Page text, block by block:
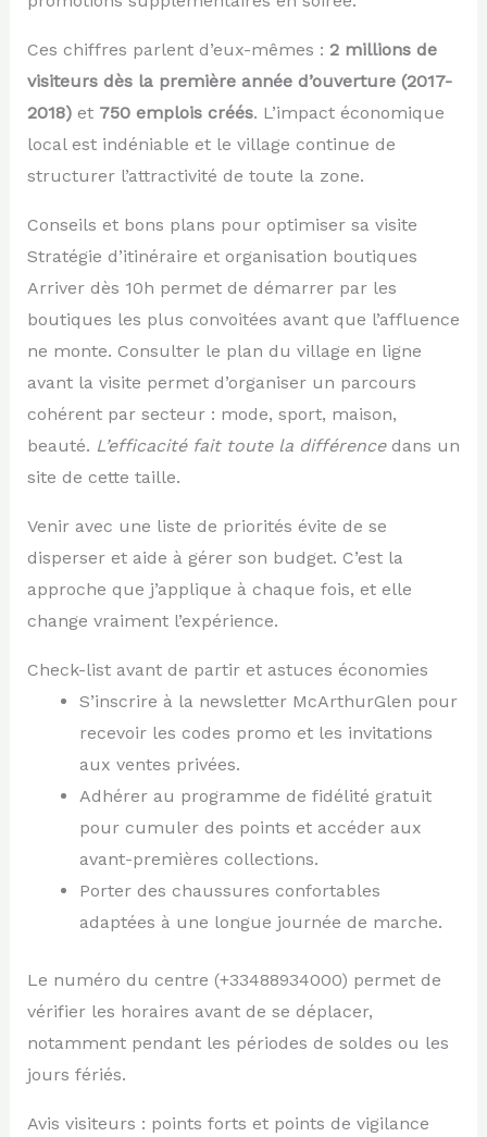
Ces chiffres parlent d’eux-mêmes : 2 millions de
visiteurs dès la première année d’ouverture (2017-
2018)et 750 emplois créés. L’impact économique
local est indéniable et le village continue de
structurer l’attractivité de toute la zone.
Conseils et bons plans pour optimiser sa visite
Stratégie d’itinéraire et organisation boutiques
Arriver dès 10h permet de démarrer par les
boutiques les plus convoitées avant que l’affluence
ne monte. Consulter le plan du village en ligne
avant la visite permet d’organiser un parcours
cohérent par secteur : mode, sport, maison,
beauté. L’efficacité fait toute la différencedans un
site de cette taille.
Venir avec une liste de priorités évite de se
disperser et aide à gérer son budget. C’est la
approche que j’applique à chaque fois, et elle
change vraiment l’expérience.
Check-list avant de partir et astuces économies
S’inscrire à la newsletter McArthurGlen pour
recevoir les codes promo et les invitations
aux ventes privées.
Adhérer au programme de fidélité gratuit
pour cumuler des points et accéder aux
avant-premières collections.
Porter des chaussures confortables
adaptées à une longue journée de marche.
Le numéro du centre (+33488934000) permet de
vérifier les horaires avant de se déplacer,
notamment pendant les périodes de soldes ou les
jours fériés.
Avis visiteurs : points forts et points de vigilance